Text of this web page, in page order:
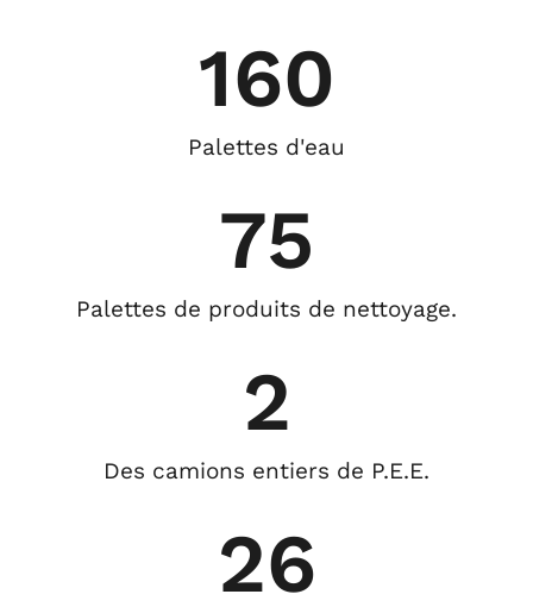
Palettes d'eau
160
Palettes de produits de nettoyage.
75
Des camions entiers de P.E.E.
2
26